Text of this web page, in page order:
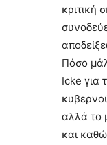
κριτική
Πόσο
Icke για
αλλά το
και